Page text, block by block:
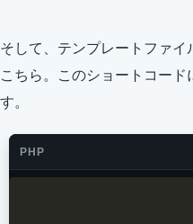
そして、テンプレートファイ
こちら。このショートコード
す。
PHP